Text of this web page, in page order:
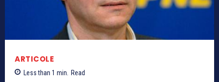
ARTICOLE
Less than 1 min. Read